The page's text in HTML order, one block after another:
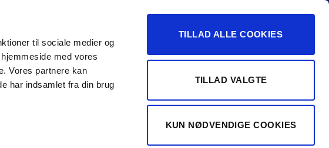
til sociale medier og
med vores
Vores partnere kan
har indsamlet fra din brug
TILLAD ALLE COOKIES
TILLAD VALGTE
KUN NØDVENDIGE COOKIES
FIND FORHANDLER Vurdér min bil